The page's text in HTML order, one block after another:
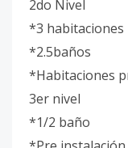
2do Nivel
*3 habitaciones
*2.5baños
*Habitaciones
3er nivel
*1/2 baño